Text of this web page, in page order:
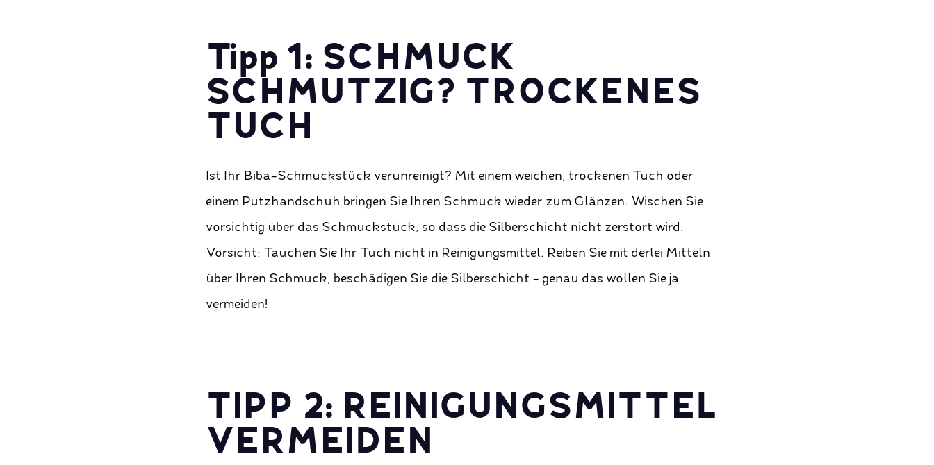
Tipp 1: SCHMUCK
SCHMUTZIG? TROCKENES
TUCH
Ist Ihr Biba-Schmuckstück verunreinigt? Mit einem weichen, trockenen Tuch oder
einem Putzhandschuh bringen Sie Ihren Schmuck wieder zum Glänzen. Wischen Sie
vorsichtig über das Schmuckstück, so dass die Silberschicht nicht zerstört wird.
Vorsicht: Tauchen Sie Ihr Tuch nicht in Reinigungsmittel. Reiben Sie mit derlei Mitteln
über Ihren Schmuck, beschädigen Sie die Silberschicht - genau das wollen Sie ja
vermeiden!
TIPP 2: REINIGUNGSMITTEL
VERMEIDEN